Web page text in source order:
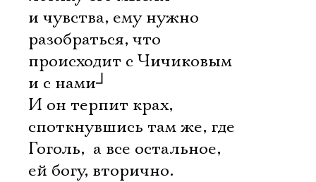
и чувства, ему нужно
разобраться, что
происходит с Чичиковым
и с нами┘
И он терпит крах,
споткнувшись там же, где
Гоголь,  а все остальное,
ей богу, вторично.